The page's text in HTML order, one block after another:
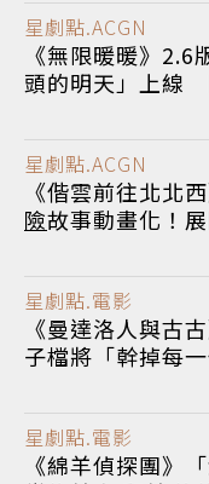
星劇點.ACGN
《無限暖暖》2.6
頭的明天」上線
星劇點.ACGN
《偕雲前往北北
險故事動畫化！
星劇點.電影
《曼達洛人與古
子檔將「幹掉每
星劇點.電影
《綿羊偵探團》